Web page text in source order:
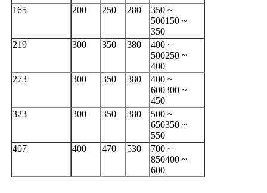
165
200 250 280
350 ~
500150 ~
350
219
300 350 380
400 ~
500250 ~
400
273
300 350 380
400 ~
600300 ~
450
323
300 350 380
500 ~
650350 ~
550
407
400 470 530
700 ~
850400 ~
600